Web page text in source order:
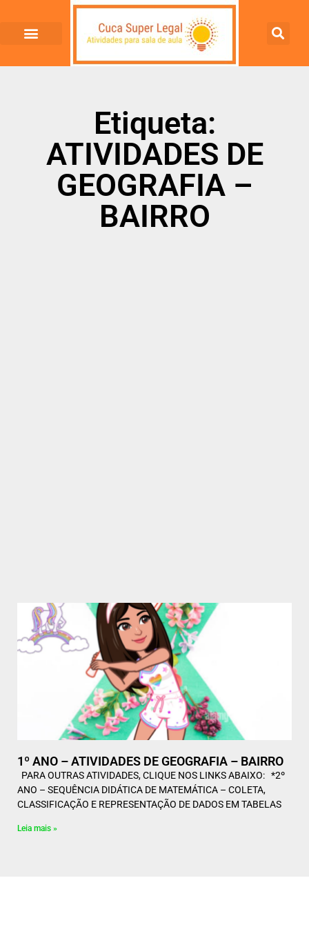
Etiqueta:
ATIVIDADES DE
GEOGRAFIA –
BAIRRO
1º ANO – ATIVIDADES DE GEOGRAFIA – BAIRRO
PARA OUTRAS ATIVIDADES, CLIQUE NOS LINKS ABAIXO: *2º
ANO – SEQUÊNCIA DIDÁTICA DE MATEMÁTICA – COLETA,
CLASSIFICAÇÃO E REPRESENTAÇÃO DE DADOS EM TABELAS
Leia mais »